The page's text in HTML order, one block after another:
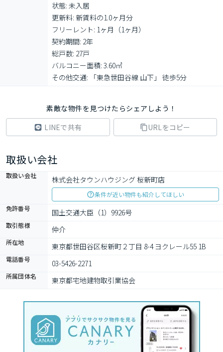
状態: 未入居
更新料: 新賃料の1.0ヶ月分
フリーレント: 1ヶ月（1ヶ月）
契約期間: 2年
総戸数: 27戸
バルコニー面積: 3.60㎡
その他交通: 「東急世田谷線 山下」 徒歩5分
素敵な物件を見つけたらシェアしよう！
LINEで共有
URLをコピー
取扱い会社
取扱い会社 株式会社タウンハウジング 桜新町店
条件が近い物件も紹介してほしい
免許番号
国土交通大臣（1）9926号
取引態様 仲介
所在地 東京都世田谷区桜新町２丁目 8-4 ヨクレール55 1B
電話番号 03-5426-2271
所属団体名 東京都宅地建物取引業協会